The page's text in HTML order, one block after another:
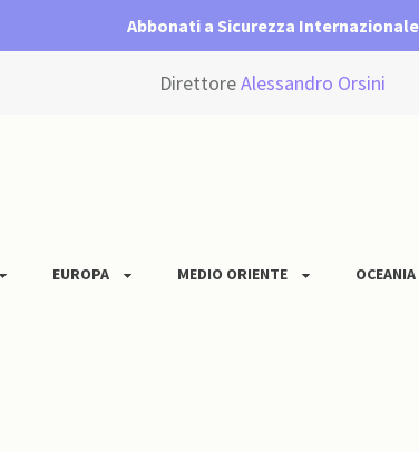
Abbonati a Sicurezza Internazionale
DirettoreAlessandro Orsini
EUROPA MEDIO ORIENTE OCEANIA